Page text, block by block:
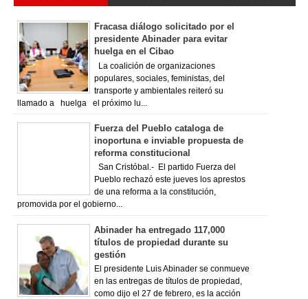
Fracasa diálogo solicitado por el
presidente Abinader para evitar
huelga en el Cibao
La coalición de organizaciones
populares, sociales, feministas, del
transporte y ambientales reiteró su
llamado a huelga el próximo lu...
Fuerza del Pueblo cataloga de
inoportuna e inviable propuesta de
reforma constitucional
San Cristóbal.- El partido Fuerza del
Pueblo rechazó este jueves los aprestos
de una reforma a la constitución,
promovida por el gobierno...
Abinader ha entregado 117,000
títulos de propiedad durante su
gestión
El presidente Luis Abinader se conmueve
en las entregas de títulos de propiedad,
como dijo el 27 de febrero, es la acción